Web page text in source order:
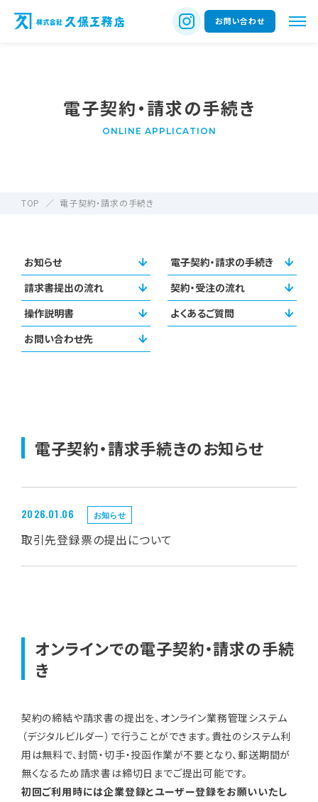
お問い合わせ
電子契約・請求の手続き
ONLINE APPLICATION
TOP 電子契約・請求の手続き
お知らせ
電子契約・請求の手続き
請求書提出の流れ
契約・受注の流れ
操作説明書
よくあるご質問
お問い合わせ先
電子契約・請求手続きのお知らせ
2026.01.06 お知らせ
取引先登録票の提出について
オンラインでの電子契約・請求の手続
き
契約の締結や請求書の提出を、オンライン業務管理システム
（デジタルビルダー）で行うことができます。貴社のシステム利
用は無料で、封筒・切手・投函作業が不要となり、郵送期間が
無くなるため請求書は締切日までご提出可能です。
初回ご利用時には企業登録とユーザー登録をお願いいたし